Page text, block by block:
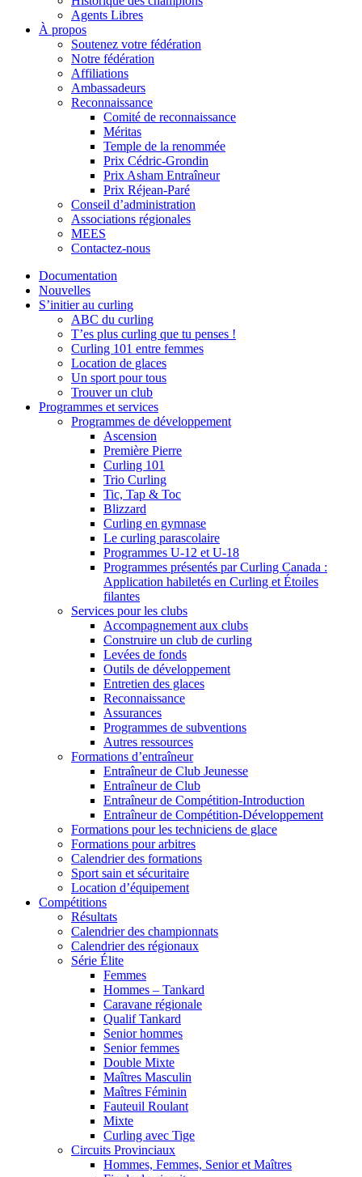
Agents Libres
À propos
Soutenez votre fédération
Notre fédération
Affiliations
Ambassadeurs
Reconnaissance
Comité de reconnaissance
Méritas
Temple de la renommée
Prix Cédric-Grondin
Prix Asham Entraîneur
Prix Réjean-Paré
Conseil d’administration
Associations régionales
MEES
Contactez-nous
Documentation
Nouvelles
S’initier au curling
ABC du curling
T’es plus curling que tu penses !
Curling 101 entre femmes
Location de glaces
Un sport pour tous
Trouver un club
Programmes et services
Programmes de développement
Ascension
Première Pierre
Curling 101
Trio Curling
Tic, Tap & Toc
Blizzard
Curling en gymnase
Le curling parascolaire
Programmes U-12 et U-18
Programmes présentés par Curling Canada :
Application habiletés en Curling et Étoiles
filantes
Services pour les clubs
Accompagnement aux clubs
Construire un club de curling
Levées de fonds
Outils de développement
Entretien des glaces
Reconnaissance
Assurances
Programmes de subventions
Autres ressources
Formations d’entraîneur
Entraîneur de Club Jeunesse
Entraîneur de Club
Entraîneur de Compétition-Introduction
Entraîneur de Compétition-Développement
Formations pour les techniciens de glace
Formations pour arbitres
Calendrier des formations
Sport sain et sécuritaire
Location d’équipement
Compétitions
Résultats
Calendrier des championnats
Calendrier des régionaux
Série Élite
Femmes
Hommes – Tankard
Caravane régionale
Qualif Tankard
Senior hommes
Senior femmes
Double Mixte
Maîtres Masculin
Maîtres Féminin
Fauteuil Roulant
Mixte
Curling avec Tige
Circuits Provinciaux
Hommes, Femmes, Senior et Maîtres